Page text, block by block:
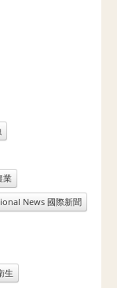
業
News 國際新聞
生